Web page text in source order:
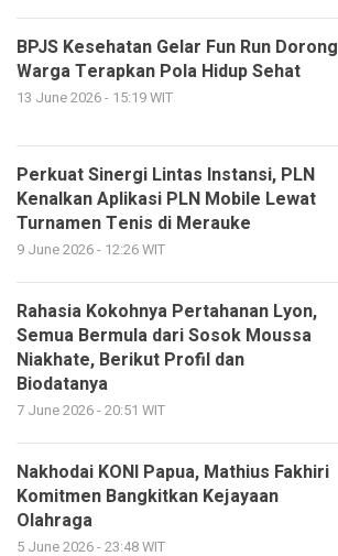
BPJS Kesehatan Gelar Fun Run Dorong
Warga Terapkan Pola Hidup Sehat
13 June 2026 - 15:19 WIT
Perkuat Sinergi Lintas Instansi, PLN
Kenalkan Aplikasi PLN Mobile Lewat
Turnamen Tenis di Merauke
9 June 2026 - 12:26 WIT
Rahasia Kokohnya Pertahanan Lyon,
Semua Bermula dari Sosok Moussa
Niakhate, Berikut Profil dan
Biodatanya
7 June 2026 - 20:51 WIT
Nakhodai KONI Papua, Mathius Fakhiri
Komitmen Bangkitkan Kejayaan
Olahraga
5 June 2026 - 23:48 WIT